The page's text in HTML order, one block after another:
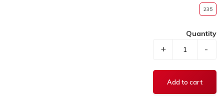
235
Quantity
-
+